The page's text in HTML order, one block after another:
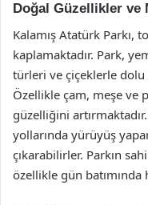
Doğal Güzellikler ve
Kalamış Atatürk Parkı,
kaplamaktadır. Park,
türleri ve çiçeklerle
Özellikle çam, meşe ve
güzelliğini
yollarında yürüyüş
çıkarabilirler. Parkın
özellikle gün